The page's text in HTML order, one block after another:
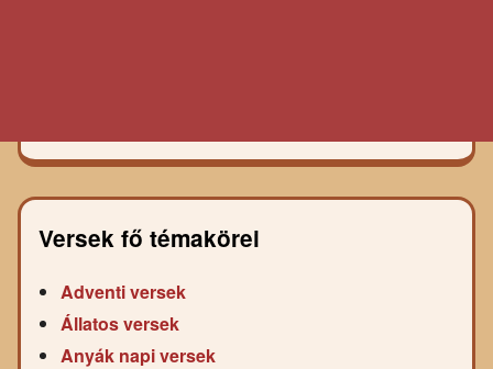
Versek fő témakörei
Adventi versek
Állatos versek
Anyák napi versek